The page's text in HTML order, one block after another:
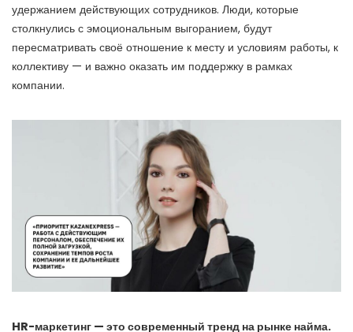
удержанием действующих сотрудников. Люди, которые
столкнулись с эмоциональным выгоранием, будут
пересматривать своё отношение к месту и условиям работы, к
коллективу — и важно оказать им поддержку в рамках
компании.
HR-маркетинг — это современный тренд на рынке найма.